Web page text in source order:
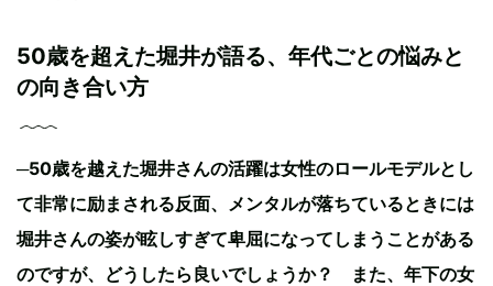
50歳を超えた堀井が語る、年代ごとの悩みと
の向き合い方
─50歳を越えた堀井さんの活躍は女性のロールモデルとし
て非常に励まされる反面、メンタルが落ちているときには
堀井さんの姿が眩しすぎて卑屈になってしまうことがある
のですが、どうしたら良いでしょうか？ また、年下の女